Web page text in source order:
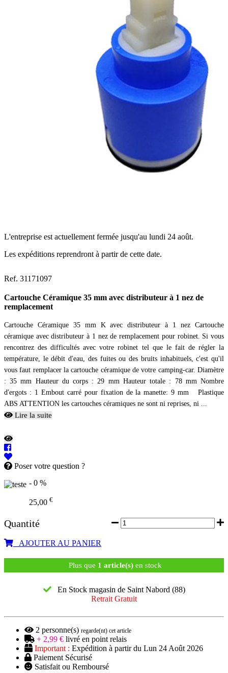
L'entreprise est actuellement fermée jusqu'au lundi 24 août.
Les expéditions reprendront à partir de cette date.
Ref. 31171097
Cartouche Céramique 35 mm avec distributeur à 1 nez de
remplacement
Cartouche Céramique 35 mm K avec distributeur à 1 nez Cartouche
céramique avec distributeur à 1 nez de remplacement pour robinet. Si vous
rencontrez des difficultés avec votre robinet tel que le fait de régler la
température, le débit d'eau, des fuites ou des bruits inhabituels, c'est qu'il
vous faut remplacer la cartouche céramique de votre camping-car. Diamètre
: 35 mm Hauteur du corps : 29 mm Hauteur totale : 78 mm Nombre
d'ergots : 1 Embout carré pour fixation de la manette: 9 mm Plastique
ABS ATTENTION les cartouches céramiques ne sont ni reprises, ni ...
Lire la suite
Poser votre question ?
- 0 %
25,00 €
Quantité
AJOUTER AU PANIER
Plus que 1 article(s)en stock
En Stock magasin de Saint Nabord (88)
Retrait Gratuit
2 personne(s) regarde(nt) cet article
+ 2,99 € livré en point relais
Important : Expédition à partir du Lun 24 Août 2026
Paiement Sécurisé
Satisfait ou Remboursé